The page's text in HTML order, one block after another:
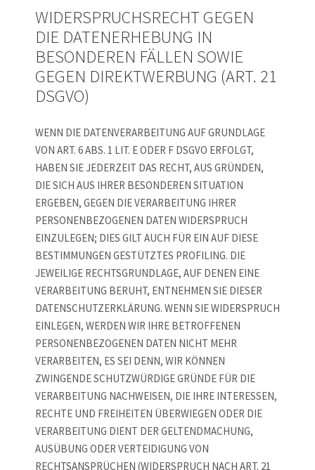
WIDERSPRUCHSRECHT GEGEN
DIE DATENERHEBUNG IN
BESONDEREN FÄLLEN SOWIE
GEGEN DIREKTWERBUNG (ART. 21
DSGVO)
WENN DIE DATENVERARBEITUNG AUF GRUNDLAGE
VON ART. 6 ABS. 1 LIT. E ODER F DSGVO ERFOLGT,
HABEN SIE JEDERZEIT DAS RECHT, AUS GRÜNDEN,
DIE SICH AUS IHRER BESONDEREN SITUATION
ERGEBEN, GEGEN DIE VERARBEITUNG IHRER
PERSONENBEZOGENEN DATEN WIDERSPRUCH
EINZULEGEN; DIES GILT AUCH FÜR EIN AUF DIESE
BESTIMMUNGEN GESTÜTZTES PROFILING. DIE
JEWEILIGE RECHTSGRUNDLAGE, AUF DENEN EINE
VERARBEITUNG BERUHT, ENTNEHMEN SIE DIESER
DATENSCHUTZERKLÄRUNG. WENN SIE WIDERSPRUCH
EINLEGEN, WERDEN WIR IHRE BETROFFENEN
PERSONENBEZOGENEN DATEN NICHT MEHR
VERARBEITEN, ES SEI DENN, WIR KÖNNEN
ZWINGENDE SCHUTZWÜRDIGE GRÜNDE FÜR DIE
VERARBEITUNG NACHWEISEN, DIE IHRE INTERESSEN,
RECHTE UND FREIHEITEN ÜBERWIEGEN ODER DIE
VERARBEITUNG DIENT DER GELTENDMACHUNG,
AUSÜBUNG ODER VERTEIDIGUNG VON
RECHTSANSPRÜCHEN (WIDERSPRUCH NACH ART. 21